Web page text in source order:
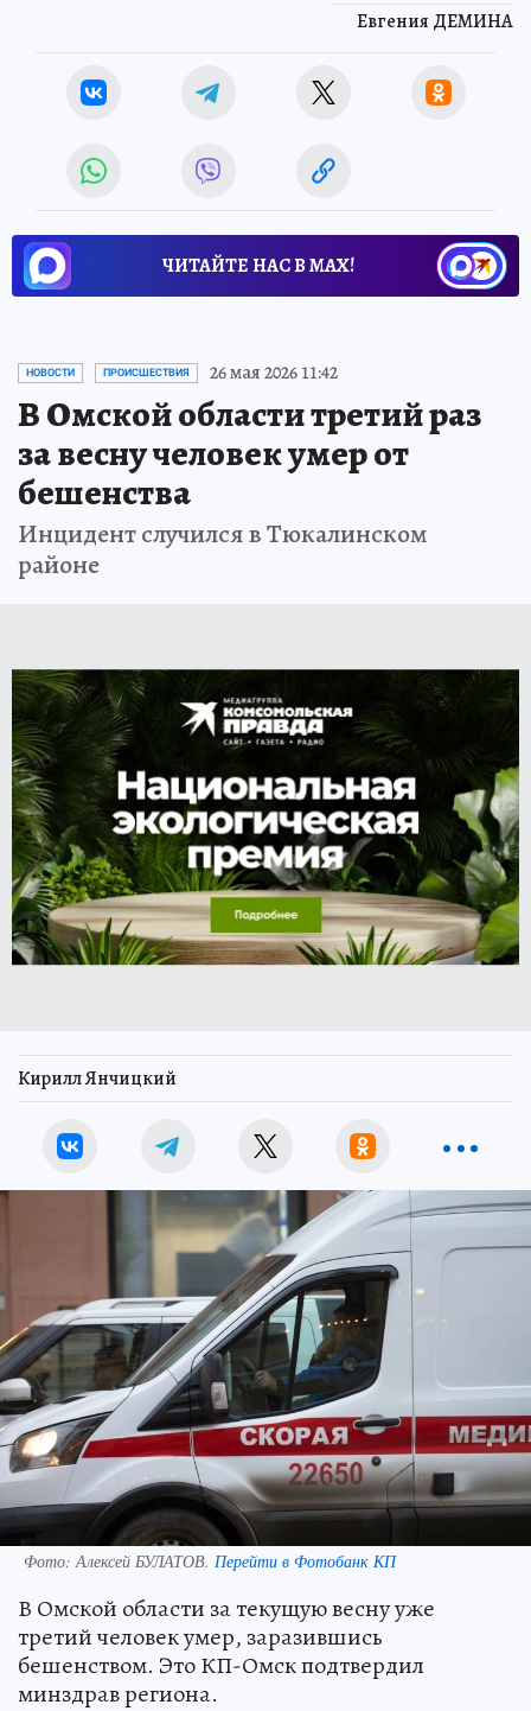
Евгения ДЕМИНА
ЧИТАЙТЕ НАС В МАХ!
НОВОСТИ ПРОИСШЕСТВИЯ 26 мая 2026 11:42
В Омской области третий раз
за весну человек умер от
бешенства
Инцидент случился в Тюкалинском
районе
Кирилл Янчицкий
Фото:Алексей БУЛАТОВ. Перейти в Фотобанк КП
В Омской области за текущую весну уже
третий человек умер, заразившись
бешенством. Это КП-Омск подтвердил
минздрав региона.